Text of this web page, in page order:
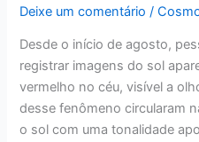
Deixe um comentário /
Desde o início de agosto,
registrar imagens do sol
vermelho no céu, visível a
desse fenômeno circularam
o sol com uma tonalidade